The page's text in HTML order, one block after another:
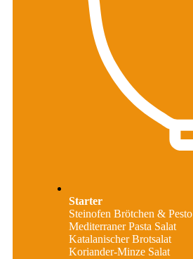
Starter
Steinofen Brötchen & Pesto
Mediterraner Pasta Salat
Katalanischer Brotsalat
Koriander-Minze Salat